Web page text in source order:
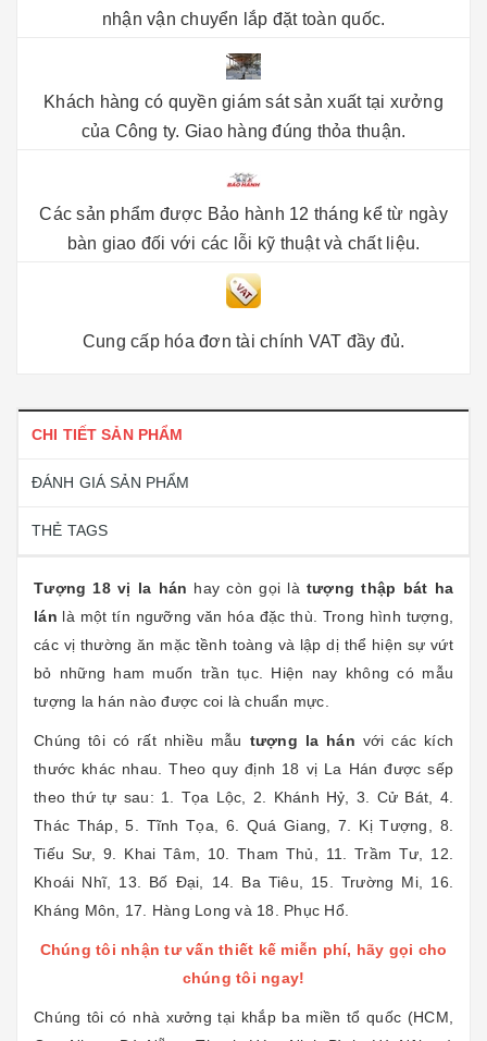
nhận vận chuyển lắp đặt toàn quốc.
Khách hàng có quyền giám sát sản xuất tại xưởng
của Công ty. Giao hàng đúng thỏa thuận.
Các sản phẩm được Bảo hành 12 tháng kể từ ngày
bàn giao đối với các lỗi kỹ thuật và chất liệu.
Cung cấp hóa đơn tài chính VAT đầy đủ.
CHI TIẾT SẢN PHẨM
ĐÁNH GIÁ SẢN PHẨM
THẺ TAGS
Tượng 18 vị la hán hay còn gọi là tượng thập bát ha
lán là một tín ngưỡng văn hóa đặc thù. Trong hình tượng,
các vị thường ăn mặc tềnh toàng và lập dị thể hiện sự vứt
bỏ những ham muốn trần tục. Hiện nay không có mẫu
tượng la hán nào được coi là chuẩn mực.
Chúng tôi có rất nhiều mẫu tượng la hán với các kích
thước khác nhau. Theo quy định 18 vị La Hán được sếp
theo thứ tự sau: 1. Tọa Lộc, 2. Khánh Hỷ, 3. Cử Bát, 4.
Thác Tháp, 5. Tĩnh Tọa, 6. Quá Giang, 7. Kị Tượng, 8.
Tiếu Sư, 9. Khai Tâm, 10. Tham Thủ, 11. Trầm Tư, 12.
Khoái Nhĩ, 13. Bố Đại, 14. Ba Tiêu, 15. Trường Mi, 16.
Kháng Môn, 17. Hàng Long và 18. Phục Hổ.
Chúng tôi nhận tư vấn thiết kế miễn phí, hãy gọi cho
chúng tôi ngay!
Chúng tôi có nhà xưởng tại khắp ba miền tổ quốc (HCM,